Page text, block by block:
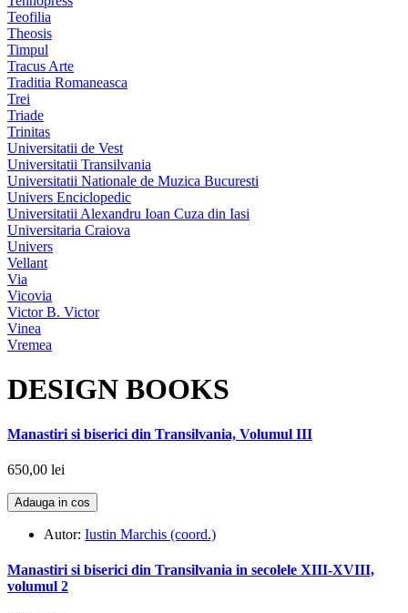
Teofilia
Theosis
Timpul
Tracus Arte
Traditia Romaneasca
Trei
Triade
Trinitas
Universitatii de Vest
Universitatii Transilvania
Universitatii Nationale de Muzica Bucuresti
Univers Enciclopedic
Universitatii Alexandru Ioan Cuza din Iasi
Universitaria Craiova
Univers
Vellant
Via
Vicovia
Victor B. Victor
Vinea
Vremea
DESIGN BOOKS
Manastiri si biserici din Transilvania, Volumul III
650,00 lei
Adauga in cos
Autor: Iustin Marchis (coord.)
Manastiri si biserici din Transilvania in secolele XIII-XVIII,
volumul 2